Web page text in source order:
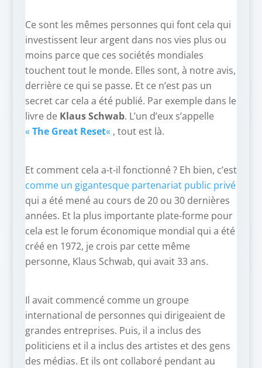
Ce sont les mêmes personnes qui font cela qui
investissent leur argent dans nos vies plus ou
moins parce que ces sociétés mondiales
touchent tout le monde. Elles sont, à notre avis,
derrière ce qui se passe. Et ce n’est pas un
secret car cela a été publié. Par exemple dans le
livre de Klaus Schwab. L’un d’eux s’appelle
«The Great Reset« , tout est là.
Et comment cela a-t-il fonctionné ? Eh bien, c’est
comme un gigantesque partenariat public privé
qui a été mené au cours de 20 ou 30 dernières
années. Et la plus importante plate-forme pour
cela est le forum économique mondial qui a été
créé en 1972, je crois par cette même
personne, Klaus Schwab, qui avait 33 ans.
Il avait commencé comme un groupe
international de personnes qui dirigeaient de
grandes entreprises. Puis, il a inclus des
politiciens et il a inclus des artistes et des gens
des médias. Et ils ont collaboré pendant au